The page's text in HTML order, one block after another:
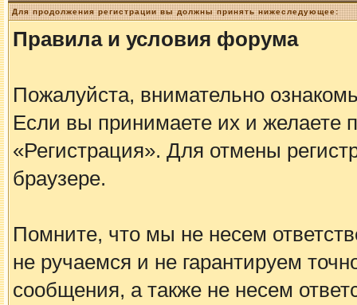
Для продолжения регистрации вы должны принять нижеследующее:
Правила и условия форума
Пожалуйста, внимательно
Если вы принимаете их и желаете
«Регистрация». Для отмены
браузере.
Помните, что мы не несем
не ручаемся и не гарантируем
сообщения, а также не несем